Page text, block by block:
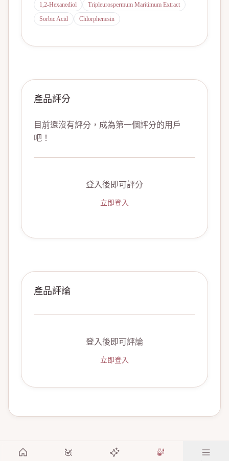
1,2-Hexanediol
Tripleurospermum Maritimum Extract
Sorbic Acid
Chlorphenesin
產品評分
目前還沒有評分，成為第一個評分的用戶
吧！
登入後即可評分
立即登入
產品評論
登入後即可評論
立即登入